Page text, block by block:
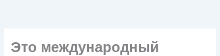
Это международный